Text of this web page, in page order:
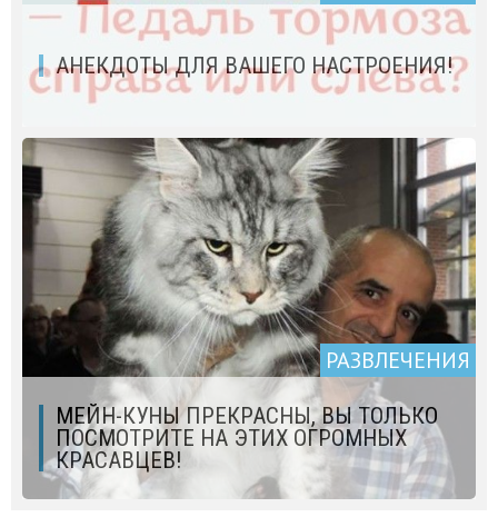
АНЕКДОТЫ ДЛЯ ВАШЕГО НАСТРОЕНИЯ!
РАЗВЛЕЧЕНИЯ
МЕЙН-КУНЫ ПРЕКРАСНЫ, ВЫ ТОЛЬКО
ПОСМОТРИТЕ НА ЭТИХ ОГРОМНЫХ
КРАСАВЦЕВ!